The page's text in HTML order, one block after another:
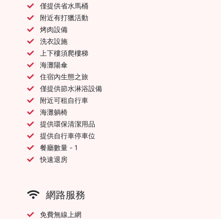
僅提供省水馬桶
附近有打獵活動
烤肉設備
洗衣設施
上下樓須爬樓梯
海灘陽傘
住宿內生態之旅
僅提供節水淋浴設備
附近可租自行車
海灘躺椅
提供環保清潔用品
提供自行車停車位
餐廳數量 - 1
快速退房
網路服務
免費無線上網